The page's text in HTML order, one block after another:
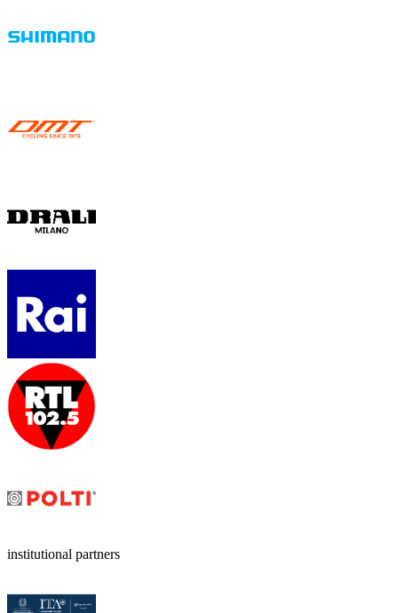
institutional partners